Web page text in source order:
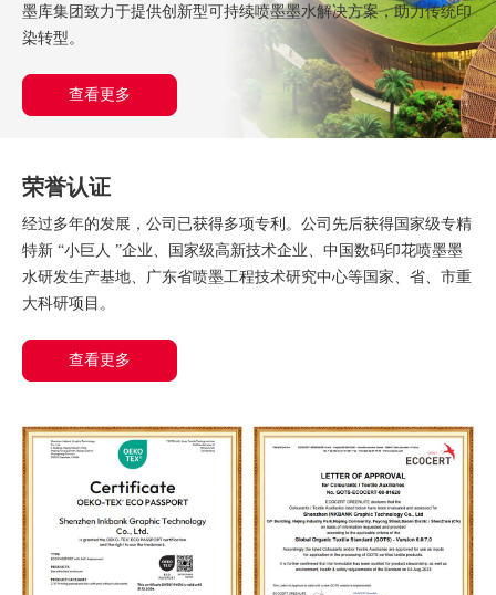
墨库集团致力于提供创新型可持续喷墨墨水解决方案，助力传统印
染转型。
查看更多
荣誉认证
经过多年的发展，公司已获得多项专利。公司先后获得国家级专精
特新 “小巨人 ”企业、国家级高新技术企业、中国数码印花喷墨墨
水研发生产基地、广东省喷墨工程技术研究中心等国家、省、市重
大科研项目。
查看更多